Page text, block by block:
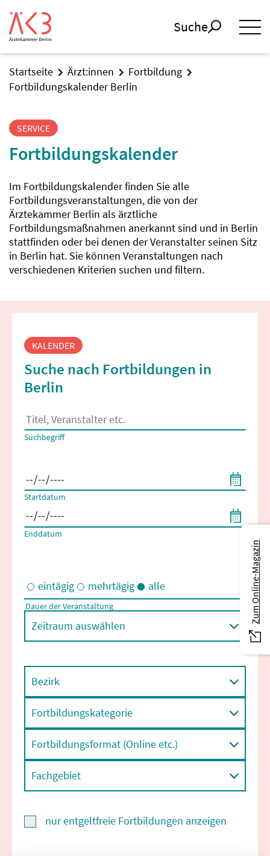
Suche
Startseite Ärzt:innen
Fortbildung
Fortbildungskalender Berlin
SERVICE
Fortbildungskalender
Im Fortbildungskalender finden Sie alle
Fortbildungsveranstaltungen, die von der
Ärztekammer Berlin als ärztliche
Fortbildungsmaßnahmen anerkannt sind und in Berlin
stattfinden oder bei denen der Veranstalter seinen Sitz
in Berlin hat. Sie können Veranstaltungen nach
verschiedenen Kriterien suchen und filtern.
Fortbildungssuche
KALENDER
Suche nach Fortbildungen in
Berlin
Es erscheinen Suchvorschläge, wenn mindestens 2 Zeichen
Suchbegriff
Startdatum
Enddatum
Eintägige und/oder mehrtägige Veranstaltungen
eintägig mehrtägig alle
Dauer der Veranstaltung
Zeitraum auswählen
Bezirk
Fortbildungskategorie
Fortbildungsformat (Online etc.)
Fachgebiet
nur entgeltfreie Fortbildungen anzeigen
Zum Online-Magazin